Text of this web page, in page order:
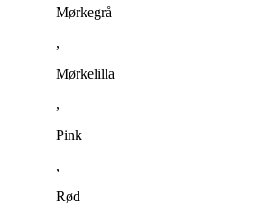
Mørkegrå
,
Mørkelilla
,
Pink
,
Rød